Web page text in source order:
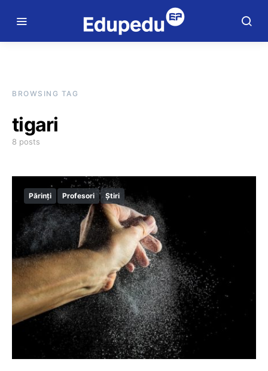
BROWSING TAG
tigari
8 posts
Părinți Profesori Știri